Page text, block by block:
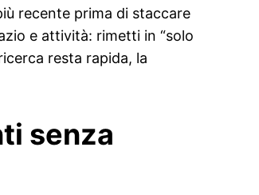
recente prima di staccare
e attività: rimetti in “solo
resta rapida, la
senza